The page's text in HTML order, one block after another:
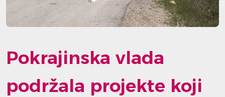
Pokrajinska vlada
podržala projekte koji